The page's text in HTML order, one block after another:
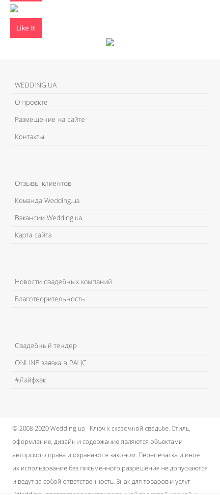
Like It
WEDDING.UA
О проекте
Размещение на сайте
Контакты
Отзывы клиентов
Команда Wedding.ua
Вакансии Wedding.ua
Карта сайта
Новости свадебных компаний
Благотворительность
Свадебный тендер
ONLINE заявка в РАЦС
#Лайфхак
© 2008-2020 Wedding.ua - Ключ к сказочной свадьбе. Стиль,
оформление, дизайн и содержание являются объектами
авторского права и охраняются законом. Перепечатка и иное
их использование без письменного разрешения не допускаются
и ведут за собой ответственность. Знак для товаров и услуг